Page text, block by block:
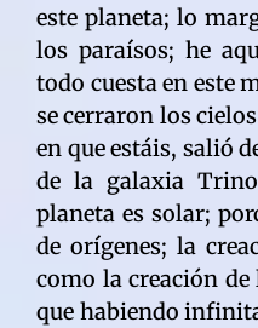
este planeta; lo
los paraísos; he
todo cuesta en este
se cerraron los
en que estáis, salió
de la galaxia
planeta es solar;
de orígenes; la
como la creación
que habiendo